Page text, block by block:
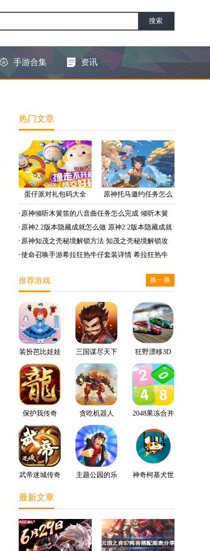
手游合集 资讯
热门文章
蛋仔派对礼包码大全
2022 蛋仔派对礼包码怎
么兑换
原神托马邀约任务怎么
做 原神托马邀约任务怎
么完成
原神倾听木簧笛的八音曲任务怎么完成 倾听木簧
笛的八音曲任务攻略
原神2.2版本隐藏成就怎么做 原神2.2版本隐藏成就
有哪些
原神知茂之壳秘境解锁方法 知茂之壳秘境解锁攻
略使命召唤手游希拉狂热牛仔套装详情 希拉狂热牛
推荐游戏 换一换
装扮芭比娃娃 三国谋尽天下 狂野漂移3D
保护我传奇 贪吃机器人 2048果冻合并
武帝迷城传奇
主题公园的乐
神奇柯基犬世
最新文章